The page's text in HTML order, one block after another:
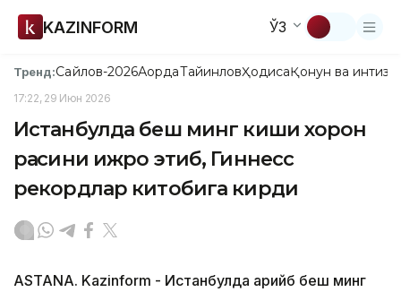
KAZINFORM ЎЗ
Тренд:Сайлов-2026АқордаТайинловҲодисаҚонун ва
17:22, 29 Июн 2026
Истанбулда беш минг киши хорон
рақсини ижро этиб, Гиннесс
рекордлар китобига кирди
ASTANA. Kazinform - Истанбулда қарийб беш минг